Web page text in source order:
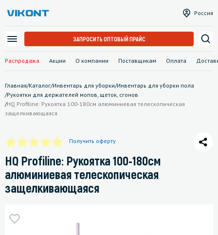
Распродажа Акции О компании Поставщикам Оплата
Россия
ЗАПРОСИТЬ ОПТОВЫЙ ПРАЙС
Главная/Каталог/Инвентарь для уборки/Инвентарь для уборки пола
/Рукоятки для держателей мопов, щеток, сгонов
/HQ Profiline: Рукоятка 100-180см алюминиевая телескопическая
защелкивающаяся
Получить оферту
HQ Profiline: Рукоятка 100-180см
алюминиевая телескопическая
защелкивающаяся